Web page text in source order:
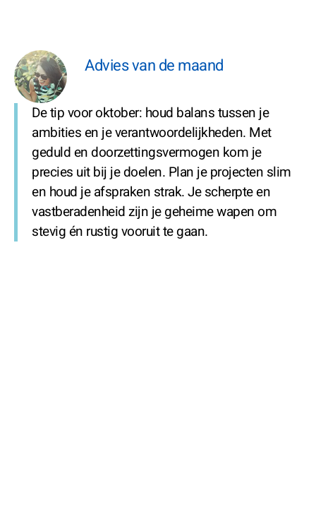
Advies van de maand
De tip voor oktober: houd balans tussen je
ambities en je verantwoordelijkheden. Met
geduld en doorzettingsvermogen kom je
precies uit bij je doelen. Plan je projecten slim
en houd je afspraken strak. Je scherpte en
vastberadenheid zijn je geheime wapen om
stevig én rustig vooruit te gaan.